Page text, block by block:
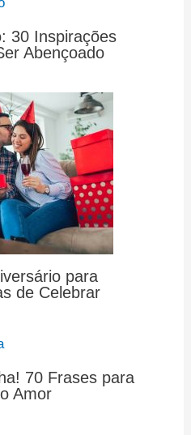
30 Inspirações
Abençoado
para
de Celebrar
70 Frases para
Amor